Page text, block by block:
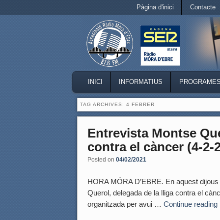
Pàgina d'inici Contacte
MAIN MENU
SKIP TO PRIMARY CONTENT
SKIP TO SECONDARY CONTENT
INICI INFORMATIUS PROGRAMES
TAG ARCHIVES: 4 FEBRER
Entrevista Montse
contra el càncer (4-2-
Posted on 04/02/2021
HORA MÓRA D’EBRE. En aquest
Querol, delegada de la lliga contra el
organitzada per avui … Continue reading